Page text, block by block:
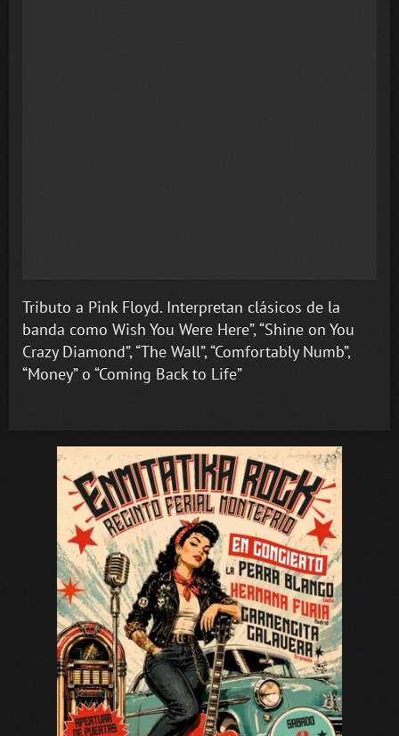
Tributo a Pink Floyd. Interpretan clásicos de la
banda como Wish You Were Here”, “Shine on You
Crazy Diamond”, “The Wall”, “Comfortably Numb”,
“Money” o “Coming Back to Life”